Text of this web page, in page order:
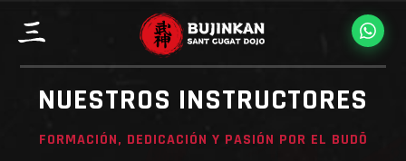
NUESTROS INSTRUCTORES
FORMACIÓN, DEDICACIÓN Y PASIÓN POR EL BUDŌ